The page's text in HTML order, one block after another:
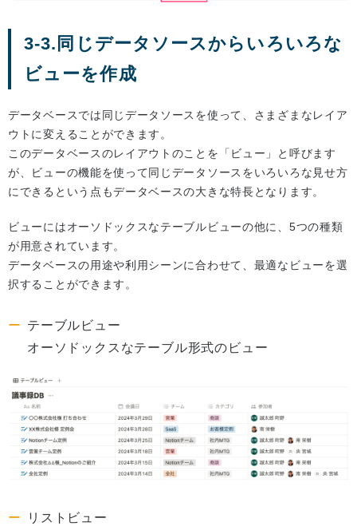
3-3.同じデータソースからいろいろな
ビューを作成
データベースでは同じデータソースを使って、さまざまなレイア
ウトに変えることができます。
このデータベースのレイアウトのことを「ビュー」と呼びます
が、ビューの機能を使って同じデータソースをいろいろな見せ方
にできるという点もデータベースの大きな特長となります。
ビューにはオーソドックスなテーブルビューの他に、5つの種類
が用意されています。
データベースの用途や利用シーンに合わせて、最適なビューを選
択することができます。
テーブルビュー
オーソドックスなテーブル形式のビュー
リストビュー